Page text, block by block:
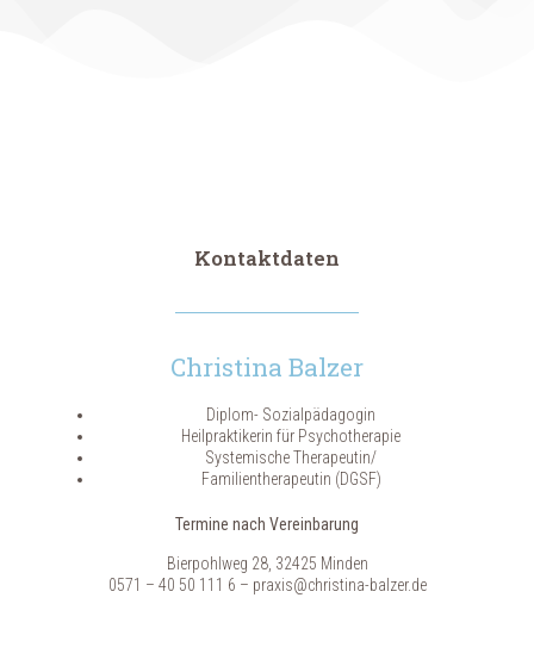
Kontaktdaten
Christina Balzer
Diplom- Sozialpädagogin
Heilpraktikerin für Psychotherapie
Systemische Therapeutin/
Familientherapeutin (DGSF)
Termine nach Vereinbarung
Bierpohlweg 28, 32425 Minden
0571 – 40 50 111 6 – praxis@christina-balzer.de